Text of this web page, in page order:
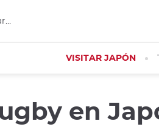
VISITAR JAPÓN
en